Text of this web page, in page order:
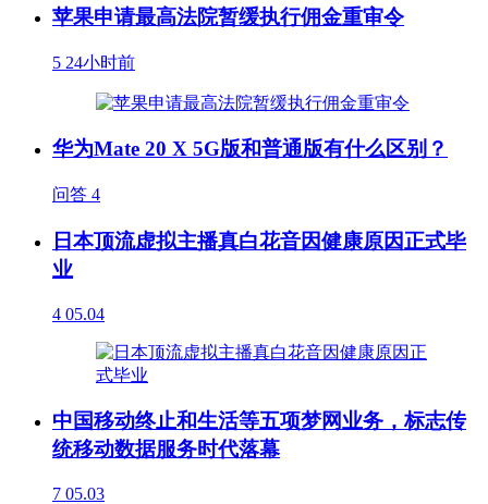
苹果申请最高法院暂缓执行佣金重审令
5 24小时前
华为Mate 20 X 5G版和普通版有什么区别？
问答 4
日本顶流虚拟主播真白花音因健康原因正式毕
业
4 05.04
中国移动终止和生活等五项梦网业务，标志传
统移动数据服务时代落幕
7 05.03